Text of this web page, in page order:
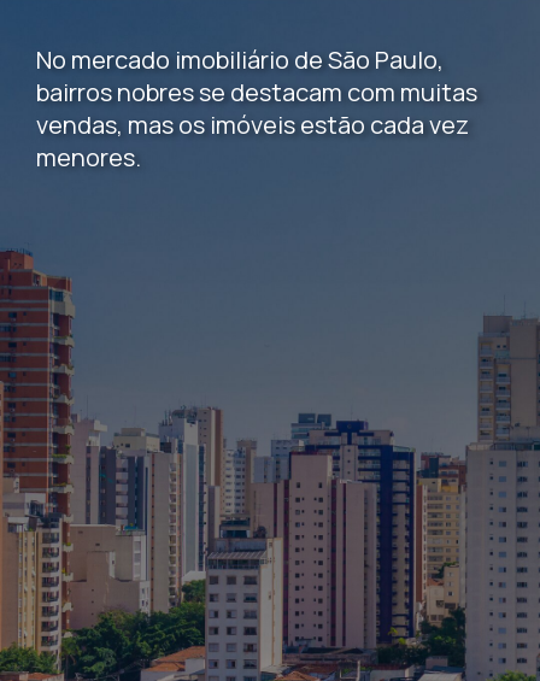
No mercado imobiliário de São Paulo,
bairros nobres se destacam com muitas
vendas, mas os imóveis estão cada vez
menores.